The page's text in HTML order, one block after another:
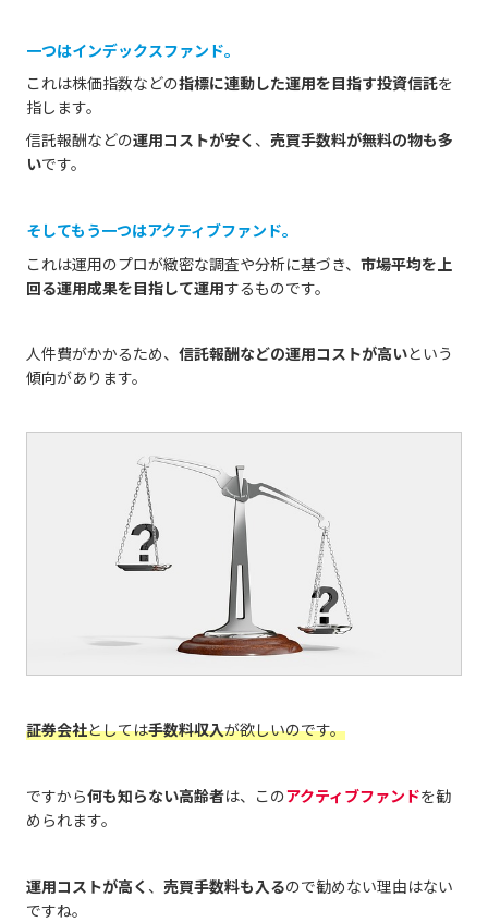
一つはインデックスファンド。
これは株価指数などの指標に連動した運用を目指す投資信託を
指します。
信託報酬などの運用コストが安く 、 売買手数料が無料の物も多
いです。
そしてもう一つはアクティブファンド。
これは運用のプロが緻密な調査や分析に基づき、 市場平均を上
回る運用成果を目指して運用するものです。
人件費がかかるため、 信託報酬などの運用コストが高いという
傾向があります。
証券会社としては手数料収入が欲しいのです。
ですから何も知らない高齢者は、このアクティブファンドを勧
められます。
運用コストが高く 、 売買手数料も入るので勧めない理由はない
ですね。